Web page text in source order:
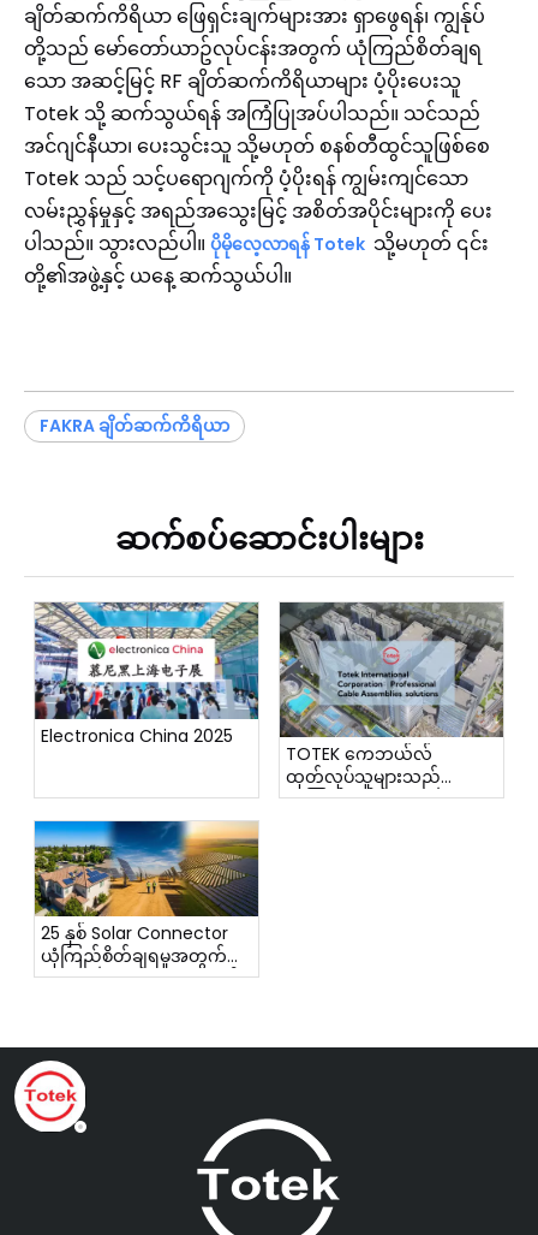
ချိတ်ဆက်ကိရိယာ ဖြေရှင်းချက်များအား ရှာဖွေရန်၊ ကျွန်ုပ်
တို့သည် မော်တော်ယာဥ်လုပ်ငန်းအတွက် ယုံကြည်စိတ်ချရ
သော အဆင့်မြင့် RF ချိတ်ဆက်ကိရိယာများ ပံ့ပိုးပေးသူ
Totek သို့ ဆက်သွယ်ရန် အကြံပြုအပ်ပါသည်။ သင်သည်
အင်ဂျင်နီယာ၊ ပေးသွင်းသူ သို့မဟုတ် စနစ်တီထွင်သူဖြစ်စေ
Totek သည် သင့်ပရောဂျက်ကို ပံ့ပိုးရန် ကျွမ်းကျင်သော
လမ်းညွှန်မှုနှင့် အရည်အသွေးမြင့် အစိတ်အပိုင်းများကို ပေး
ပါသည်။ သွားလည်ပါ။ ပိုမိုလေ့လာရန် Totek သို့မဟုတ် ၎င်း
တို့၏အဖွဲ့နှင့် ယနေ့ ဆက်သွယ်ပါ။
FAKRA ချိတ်ဆက်ကိရိယာ
ဆက်စပ်ဆောင်းပါးများ
Electronica China 2025
TOTEK ကေဘယ်လ်
ထုတ်လုပ်သူများသည်
ယုံကြည်စိတ်ချရသော
25 နှစ် Solar Connector
ယုံကြည်စိတ်ချရမှုအတွက်
Standard Tests များသည်